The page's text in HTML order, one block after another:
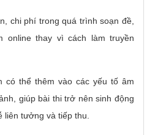
chi phí trong quá trình soạn đề,
online thay vì cách làm truyền
có thể thêm vào các yếu tố âm
giúp bài thi trở nên sinh động
tưởng và tiếp thu.